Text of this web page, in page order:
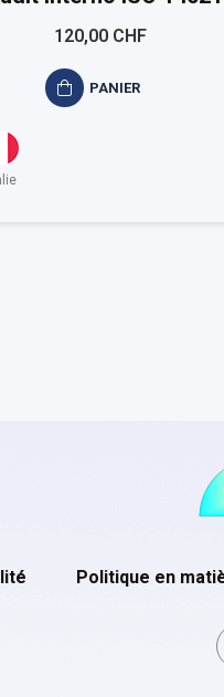
120,00 CHF
PANIER
Politique en